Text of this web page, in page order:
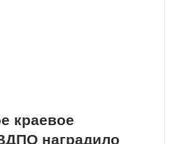
краевое
наградило